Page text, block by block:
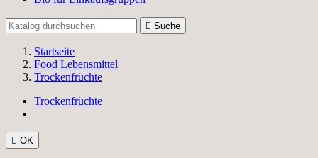
 Suche
Startseite
Food Lebensmittel
Trockenfrüchte
Trockenfrüchte
 OK